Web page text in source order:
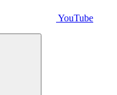
YouTube